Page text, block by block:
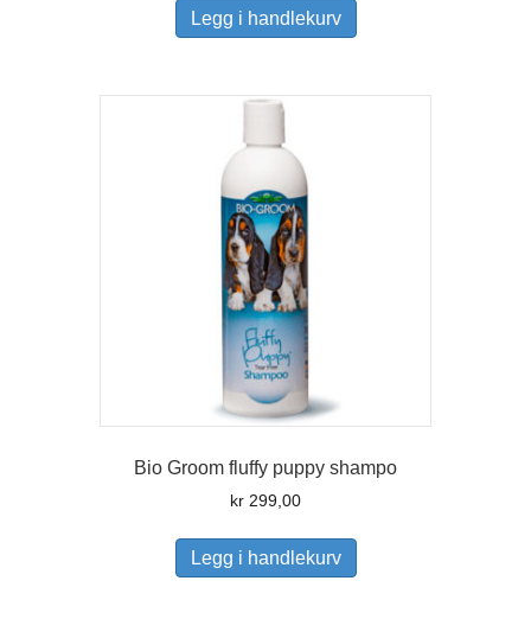
Legg i handlekurv
Bio Groom fluffy puppy shampo
kr 299,00
Legg i handlekurv